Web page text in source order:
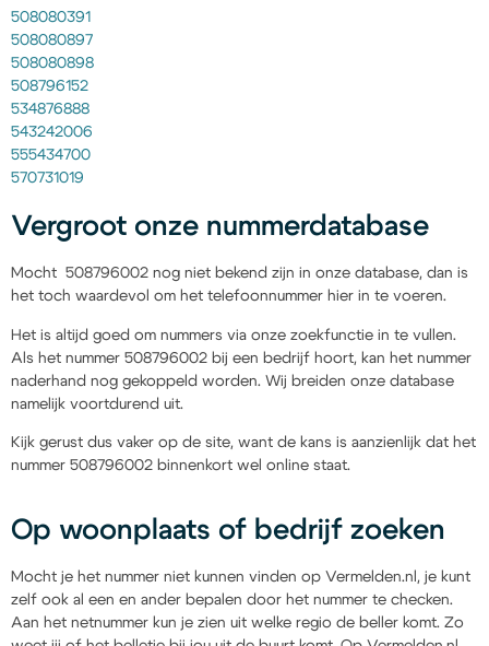
508080391
508080897
508080898
508796152
534876888
543242006
555434700
570731019
Vergroot onze nummerdatabase
Mocht 508796002 nog niet bekend zijn in onze database, dan is
het toch waardevol om het telefoonnummer hier in te voeren.
Het is altijd goed om nummers via onze zoekfunctie in te vullen.
Als het nummer 508796002 bij een bedrijf hoort, kan het nummer
naderhand nog gekoppeld worden. Wij breiden onze database
namelijk voortdurend uit.
Kijk gerust dus vaker op de site, want de kans is aanzienlijk dat het
nummer 508796002 binnenkort wel online staat.
Op woonplaats of bedrijf zoeken
Mocht je het nummer niet kunnen vinden op Vermelden.nl, je kunt
zelf ook al een en ander bepalen door het nummer te checken.
Aan het netnummer kun je zien uit welke regio de beller komt. Zo